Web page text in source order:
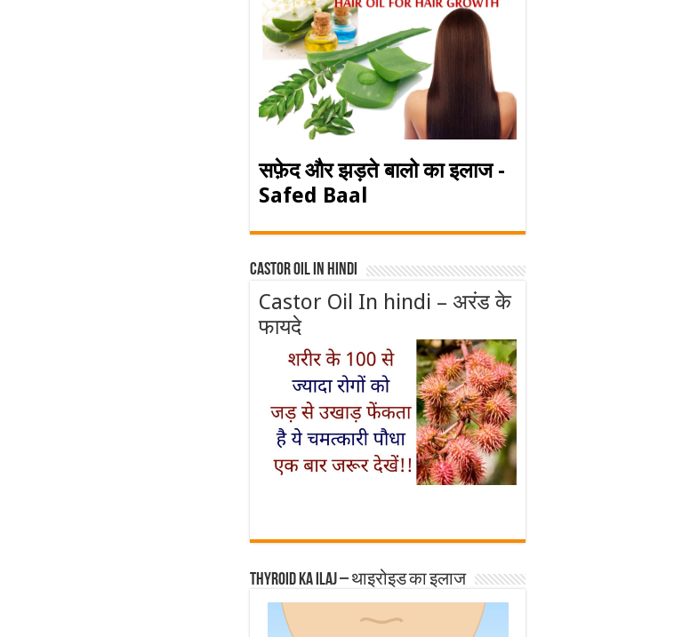
सफ़ेद और झड़ते बालो का इलाज -
Safed Baal
Castor Oil In Hindi
Castor Oil In hindi – अरंड के
फायदे
Thyroid ka ilaj – थाइरोइड का इलाज